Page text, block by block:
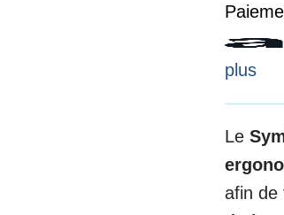
plus
Le
afin de